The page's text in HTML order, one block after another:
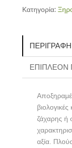
ποσότητα
Κατηγορία:
ΠΕΡΙΓΡΑΦΉ
ΕΠΙΠΛΈΟΝ
ζάχαρης ή
αξία.